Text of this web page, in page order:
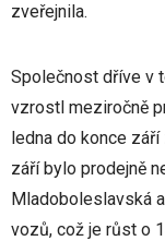
zveřejnila.
Společnost dříve v
vzrostl meziročně
ledna do konce
září bylo prodejně
Mladoboleslavská
vozů, což je růst o